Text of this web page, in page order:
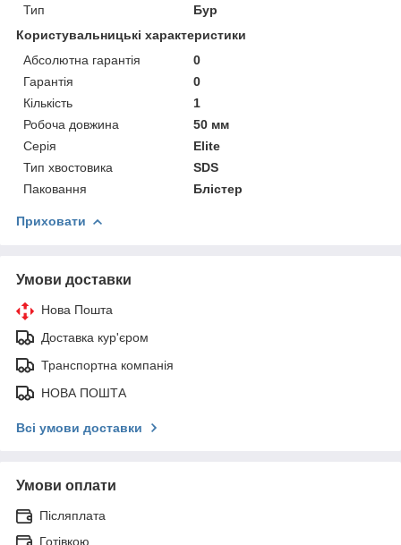
Тип
Бур
Користувальницькі характеристики
Абсолютна гарантія
0
Гарантія
0
Кількість
1
Робоча довжина
50 мм
Серія
Elite
Тип хвостовика
SDS
Паковання
Блістер
Приховати
Умови доставки
Нова Пошта
Доставка кур'єром
Транспортна компанія
НОВА ПОШТА
Всі умови доставки
Умови оплати
Післяплата
Готівкою